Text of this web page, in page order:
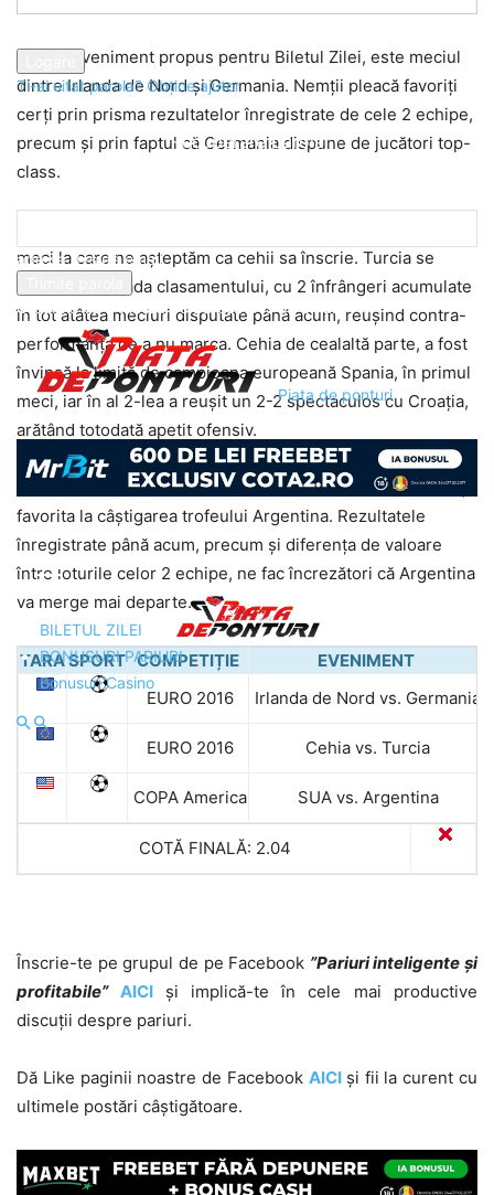
Ti-ai uitat parola? Obține ajutor
Recuperare parola
adresa dvs de email
O parola va fi trimisă pe adresa dvs de email.
Piața de ponturi
BILETUL ZILEI
BONUSURI PARIURI
Bonusuri Casino
Primul eveniment propus pentru Biletul Zilei, este meciul
dintre Irlanda de Nord şi Germania. Nemţii pleacă favoriţi
cerţi prin prisma rezultatelor înregistrate de cele 2 echipe,
precum şi prin faptul că Germania dispune de jucători top-
class.
meci la care ne aşteptăm ca cehii sa înscrie. Turcia se
clasează la coada clasamentului, cu 2 înfrângeri acumulate
în tot atâtea meciuri disputate până acum, reuşind contra-
performanţa de a nu marca. Cehia de cealaltă parte, a fost
învinsă la limită de campioana europeană Spania, în primul
meci, iar în al 2-lea a reuşit un 2-2 spectaculos cu Croaţia,
arătând totodată apetit ofensiv.
Ultimul meci propus, este de la Copa America, între SUA şi
favorita la câştigarea trofeului Argentina. Rezultatele
înregistrate până acum, precum şi diferenţa de valoare
între loturile celor 2 echipe, ne fac încrezători că Argentina
va merge mai departe.
TARASPORT COMPETIȚIE
EVENIMENT
EURO 2016
Irlanda de Nord vs. Germania
EURO 2016 Cehia vs. Turcia
COPA America SUA vs. Argentina
COTĂ FINALĂ: 2.04
Înscrie-te pe grupul de pe Facebook ”Pariuri inteligente și
profitabile” AICI
și implică-te în cele mai productive
discuții despre pariuri.
Dă Like paginii noastre de Facebook AICI și fii la curent cu
ultimele postări câștigătoare.